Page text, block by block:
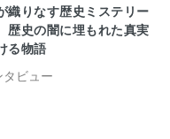
タビュー
織りなす歴史ミステリー
史の闇に埋もれた真実
る物語